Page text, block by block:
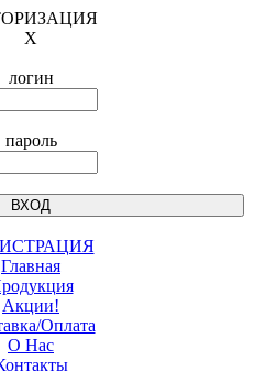
X
логин
пароль
Главная
Акции!
Оплата
О Нас